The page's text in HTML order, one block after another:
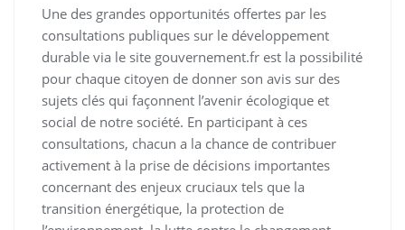
Une des grandes opportunités offertes par les
consultations publiques sur le développement
durable via le site gouvernement.fr est la possibilité
pour chaque citoyen de donner son avis sur des
sujets clés qui façonnent l’avenir écologique et
social de notre société. En participant à ces
consultations, chacun a la chance de contribuer
activement à la prise de décisions importantes
concernant des enjeux cruciaux tels que la
transition énergétique, la protection de